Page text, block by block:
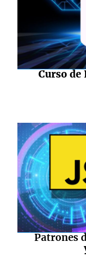
Curso de
Patrones